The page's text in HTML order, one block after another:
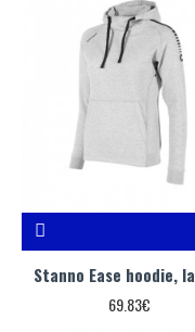
Stanno Ease hoodie,
69.83€